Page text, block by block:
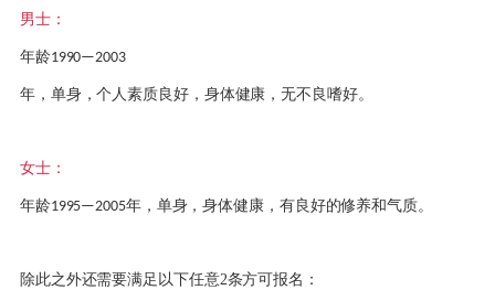
男士：
年龄1990—2003
年，单身，个人素质良好，身体健康，无不良嗜好。
女士：
年龄1995—2005年，单身，身体健康，有良好的修养和气质。
除此之外还需要满足以下任意2条方可报名：